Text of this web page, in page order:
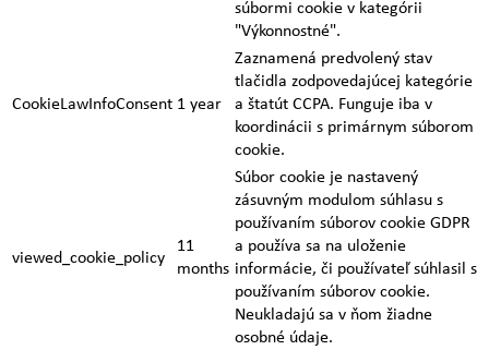
súbormi cookie v kategórii
"Výkonnostné".
CookieLawInfoConsent 1 year
Zaznamená predvolený stav
tlačidla zodpovedajúcej kategórie
a štatút CCPA. Funguje iba v
koordinácii s primárnym súborom
cookie.
viewed_cookie_policy
11
months
Súbor cookie je nastavený
zásuvným modulom súhlasu s
používaním súborov cookie GDPR
a používa sa na uloženie
informácie, či používateľ súhlasil s
používaním súborov cookie.
Neukladajú sa v ňom žiadne
osobné údaje.